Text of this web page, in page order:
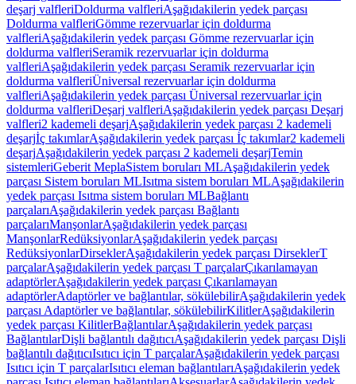
deşarj valfleriDoldurma valfleriAşağıdakilerin yedek parçası
Doldurma valfleriGömme rezervuarlar için doldurma
valfleriAşağıdakilerin yedek parçası Gömme rezervuarlar için
doldurma valfleriSeramik rezervuarlar için doldurma
valfleriAşağıdakilerin yedek parçası Seramik rezervuarlar için
doldurma valfleriÜniversal rezervuarlar için doldurma
valfleriAşağıdakilerin yedek parçası Üniversal rezervuarlar için
doldurma valfleriDeşarj valfleriAşağıdakilerin yedek parçası Deşarj
valfleri2 kademeli deşarjAşağıdakilerin yedek parçası 2 kademeli
deşarjİç takımlarAşağıdakilerin yedek parçası İç takımlar2 kademeli
deşarjAşağıdakilerin yedek parçası 2 kademeli deşarjTemin
sistemleriGeberit MeplaSistem boruları MLAşağıdakilerin yedek
parçası Sistem boruları MLIsıtma sistem boruları MLAşağıdakilerin
yedek parçası Isıtma sistem boruları MLBağlantı
parçalarıAşağıdakilerin yedek parçası Bağlantı
parçalarıManşonlarAşağıdakilerin yedek parçası
ManşonlarRedüksiyonlarAşağıdakilerin yedek parçası
RedüksiyonlarDirseklerAşağıdakilerin yedek parçası DirseklerT
parçalarAşağıdakilerin yedek parçası T parçalarÇıkarılamayan
adaptörlerAşağıdakilerin yedek parçası Çıkarılamayan
adaptörlerAdaptörler ve bağlantılar, sökülebilirAşağıdakilerin yedek
parçası Adaptörler ve bağlantılar, sökülebilirKilitlerAşağıdakilerin
yedek parçası KilitlerBağlantılarAşağıdakilerin yedek parçası
BağlantılarDişli bağlantılı dağıtıcıAşağıdakilerin yedek parçası Dişli
bağlantılı dağıtıcıIsıtıcı için T parçalarAşağıdakilerin yedek parçası
Isıtıcı için T parçalarIsıtıcı eleman bağlantılarıAşağıdakilerin yedek